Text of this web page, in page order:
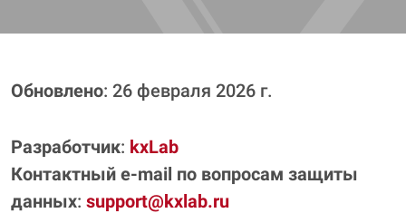
Обновлено: 26 февраля 2026 г.
Разработчик: kxLab
Контактный e‑mail по вопросам защиты
данных: support@kxlab.ru